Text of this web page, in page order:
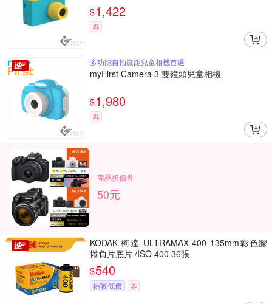
$1,422
券
多功能自拍微距兒童相機首選
myFirst Camera 3 雙鏡頭兒童相機
$1,980
券
商品折價券
50元
KODAK 柯達 ULTRAMAX 400 135mm彩色膠
捲負片底片 /ISO 400 36張
$540
挑戰低價 券